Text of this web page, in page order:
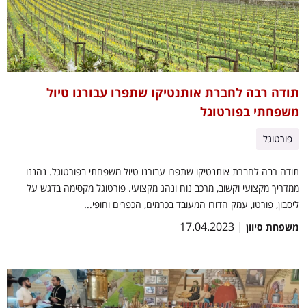
תודה רבה לחברת אותנטיקו שתפרו עבורנו טיול
משפחתי בפורטוגל
פורטוגל
תודה רבה לחברת אותנטיקו שתפרו עבורנו טיול משפחתי בפורטוגל. נהננו
ממדריך מקצועי וקשוב, מרכב נוח ונהג מקצועי. פורטוגל מקסימה בדגש על
ליסבון, פורטו, עמק הדורו המעובד בכרמים, הכפרים וחופי...
משפחת סיוון | 17.04.2023